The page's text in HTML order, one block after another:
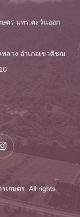
ตร มทร.ตะวันออก
ลวง อำเภอเขาคิชฌ
เกษตร. All rights